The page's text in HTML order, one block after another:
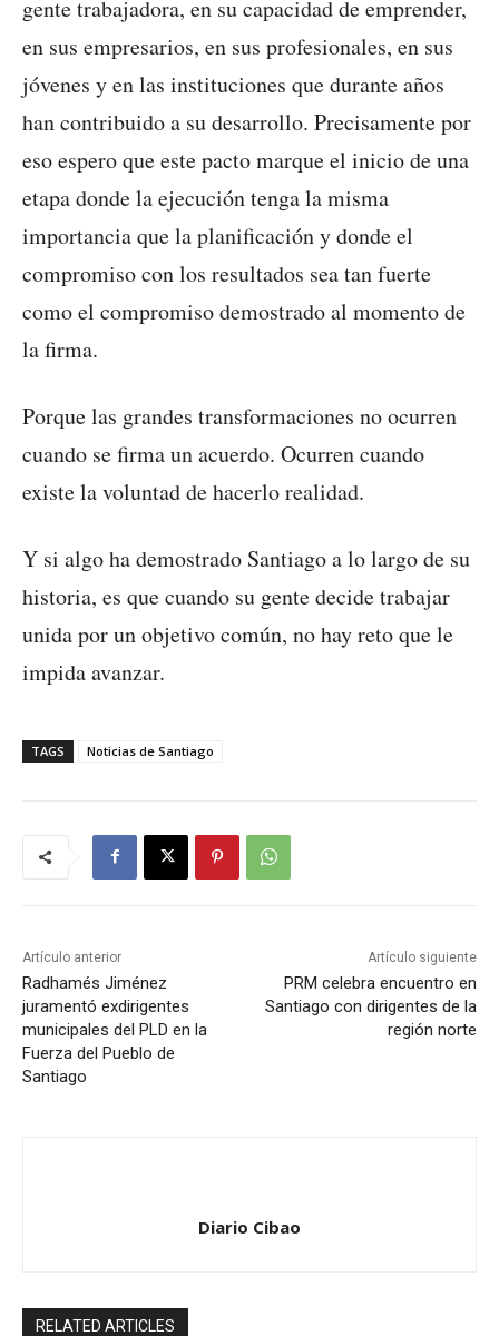
gente trabajadora, en su capacidad de emprender,
en sus empresarios, en sus profesionales, en sus
jóvenes y en las instituciones que durante años
han contribuido a su desarrollo. Precisamente por
eso espero que este pacto marque el inicio de una
etapa donde la ejecución tenga la misma
importancia que la planificación y donde el
compromiso con los resultados sea tan fuerte
como el compromiso demostrado al momento de
la firma.
Porque las grandes transformaciones no ocurren
cuando se firma un acuerdo. Ocurren cuando
existe la voluntad de hacerlo realidad.
Y si algo ha demostrado Santiago a lo largo de su
historia, es que cuando su gente decide trabajar
unida por un objetivo común, no hay reto que le
impida avanzar.
TAGS Noticias de Santiago
Artículo anterior
Radhamés Jiménez
juramentó exdirigentes
municipales del PLD en la
Fuerza del Pueblo de
Santiago
Artículo siguiente
PRM celebra encuentro en
Santiago con dirigentes de la
región norte
Diario Cibao
RELATED ARTICLES